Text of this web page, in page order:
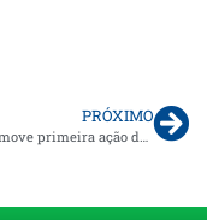
PRÓXIMO